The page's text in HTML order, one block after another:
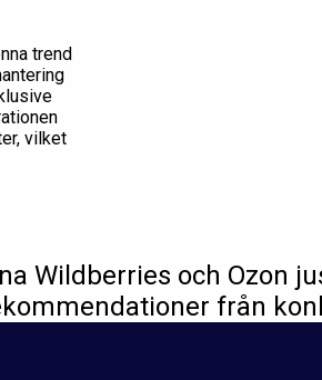
trend
vilket
Wildberries och Ozon
från